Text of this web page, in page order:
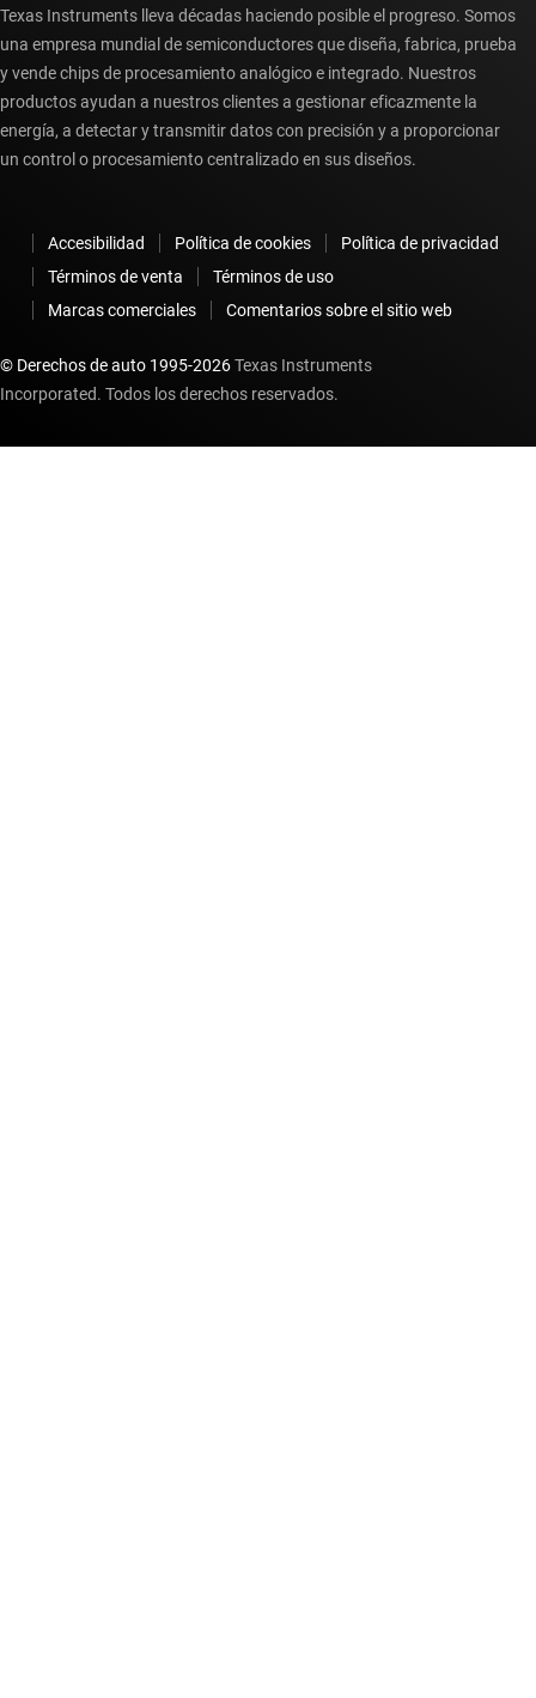
Texas Instruments lleva décadas haciendo posible el progreso. Somos
una empresa mundial de semiconductores que diseña, fabrica, prueba
y vende chips de procesamiento analógico e integrado. Nuestros
productos ayudan a nuestros clientes a gestionar eficazmente la
energía, a detectar y transmitir datos con precisión y a proporcionar
un control o procesamiento centralizado en sus diseños.
Accesibilidad Política de cookies
Política de privacidad
Términos de venta
Términos de uso
Marcas comerciales
Comentarios sobre el sitio web
© Derechos de auto 1995-2026Texas Instruments
Incorporated. Todos los derechos reservados.